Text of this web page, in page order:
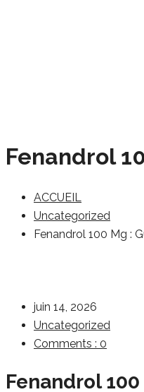
Fenandrol
Uncategorized
Fenandrol 100 Mg :
juin 14, 2026
Uncategorized
Comments : 0
Fenandrol